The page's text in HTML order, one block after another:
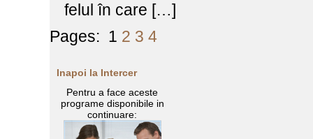
felul în care […]
Pages: 1 2 3 4
Inapoi la Intercer
Pentru a face aceste
programe disponibile in
continuare: